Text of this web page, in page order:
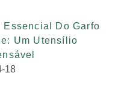
Essencial Do Garfo
Um Utensílio
18